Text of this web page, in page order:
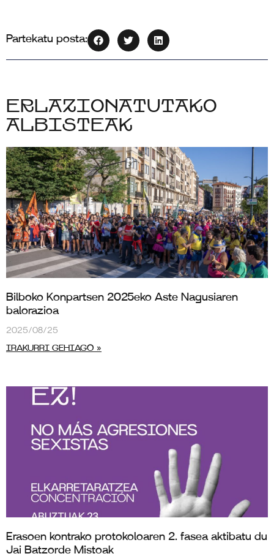
Partekatu posta:
Erlazionatutako
albisteak
Bilboko Konpartsen 2025eko Aste Nagusiaren
balorazioa
2025/08/25
IRAKURRI GEHIAGO »
Erasoen kontrako protokoloaren 2. fasea aktibatu du
Jai Batzorde Mistoak